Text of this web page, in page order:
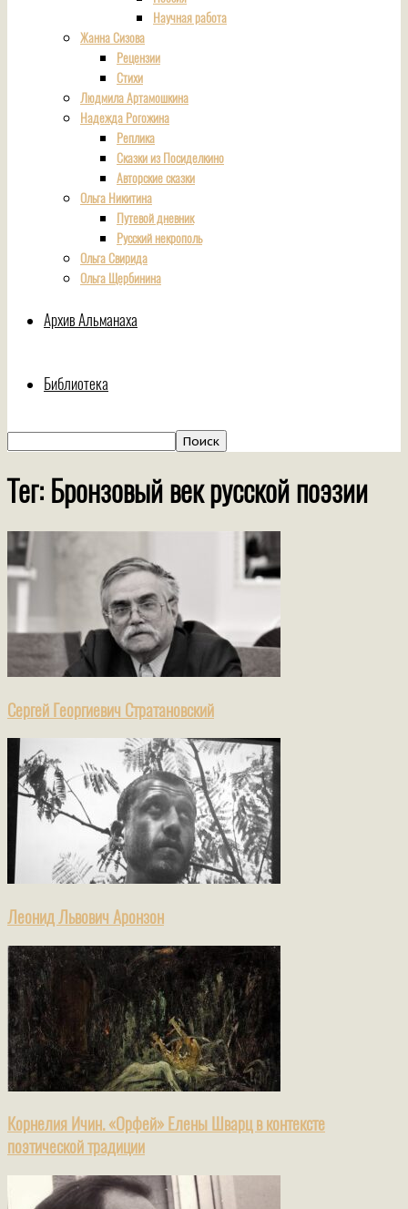
Научная работа
Жанна Сизова
Рецензии
Стихи
Людмила Артамошкина
Надежда Рогожина
Реплика
Сказки из Посиделкино
Авторские сказки
Ольга Никитина
Путевой дневник
Русский некрополь
Ольга Свирида
Ольга Щербинина
Архив Альманаха
Библиотека
Тег: Бронзовый век русской поэзии
Сергей Георгиевич Стратановский
Леонид Львович Аронзон
Корнелия Ичин. «Орфей» Елены Шварц в контексте
поэтической традиции